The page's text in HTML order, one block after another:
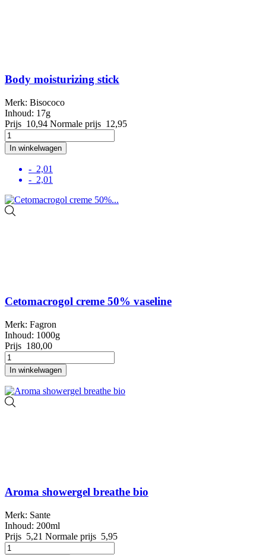
Body moisturizing stick
Merk: Bisococo
Inhoud: 17g
Prijs 10,94 Normale prijs 12,95
In winkelwagen
- 2,01
- 2,01
Cetomacrogol creme 50% vaseline
Merk: Fagron
Inhoud: 1000g
Prijs 180,00
In winkelwagen
Aroma showergel breathe bio
Merk: Sante
Inhoud: 200ml
Prijs 5,21 Normale prijs 5,95